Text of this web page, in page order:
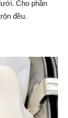
Cho phần
đều.